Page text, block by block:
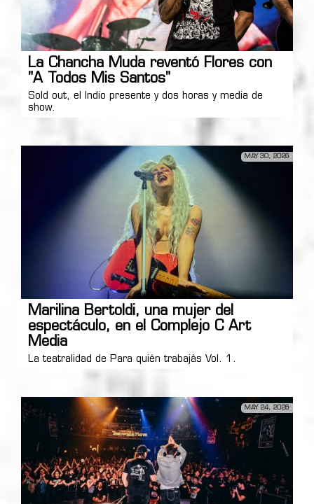
La Chancha Muda reventó Flores con
"A Todos Mis Santos"
Sold out, el Indio presente y dos horas y media de
show.
MAY 30, 2026
Marilina Bertoldi, una mujer del
espectáculo, en el Complejo C Art
Media
La teatralidad de Para quién trabajás Vol. 1.
MAY 24, 2026